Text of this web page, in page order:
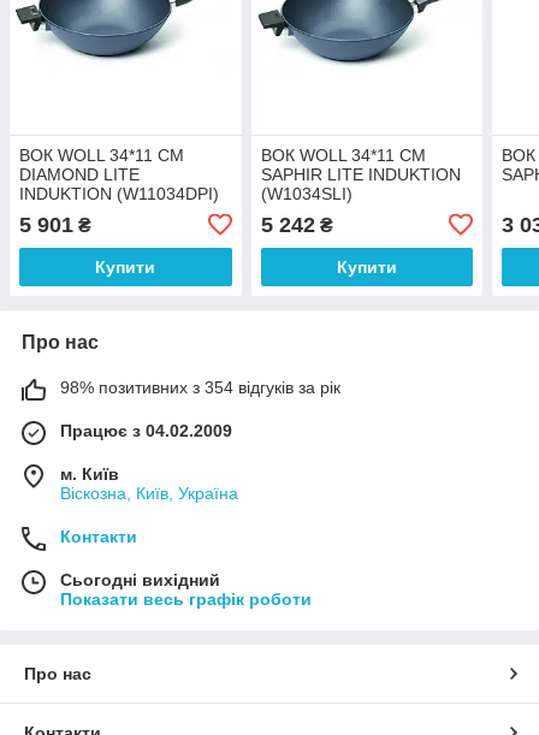
ВОК WOLL 34*11 СМ
DIAMOND LITE
INDUKTION (W11034DPI)
5 901 ₴
Купити
ВОК WOLL 34*11 СМ
SAPHIR LITE INDUKTION
(W1034SLI)
5 242₴
Купити
ВОК
3
Про нас
98% позитивних з 354 відгуків за рік
Працює з 04.02.2009
м. Київ
Віскозна, Київ, Україна
Контакти
Сьогодні вихідний
Показати весь графік роботи
Про нас